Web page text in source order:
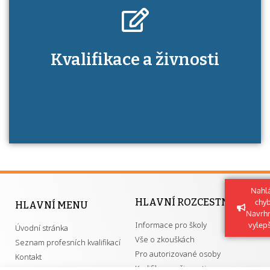
Kdo je to autorizovaná osoba a jaké výhody
má získání autorizace?
Kvalifikace a živnosti
HLAVNÍ MENU
Úvodní stránka
Seznam profesních kvalifikací
Kontakt
HLAVNÍ ROZCESTNÍK
Informace pro školy
Vše o zkouškách
Pro autorizované osoby